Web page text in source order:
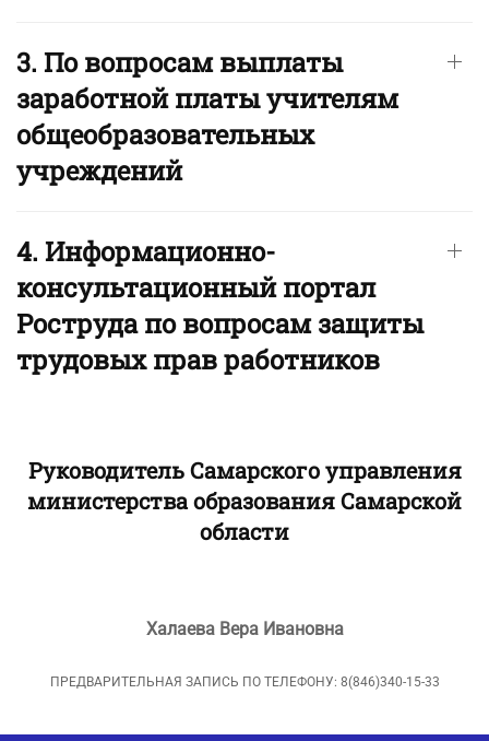
3. По вопросам выплаты
заработной платы учителям
общеобразовательных
учреждений
4. Информационно-
консультационный портал
Роструда по вопросам защиты
трудовых прав работников
Руководитель Самарского управления
министерства образования Самарской
области
Халаева Вера Ивановна
ПРЕДВАРИТЕЛЬНАЯ ЗАПИСЬ ПО ТЕЛЕФОНУ: 8(846)340-15-33